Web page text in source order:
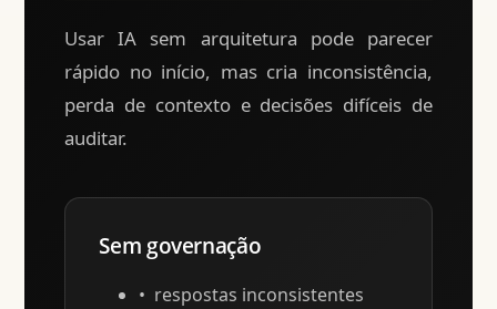
Usar IA sem arquitetura pode parecer
rápido no início, mas cria inconsistência,
perda de contexto e decisões difíceis de
auditar.
Sem governação
respostas inconsistentes